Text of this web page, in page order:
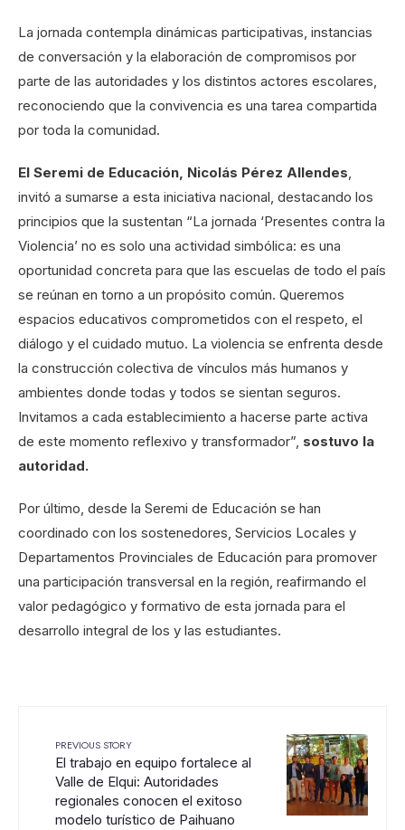
La jornada contempla dinámicas participativas, instancias
de conversación y la elaboración de compromisos por
parte de las autoridades y los distintos actores escolares,
reconociendo que la convivencia es una tarea compartida
por toda la comunidad.
El Seremi de Educación, Nicolás Pérez Allendes,
invitó a sumarse a esta iniciativa nacional, destacando los
principios que la sustentan “La jornada ‘Presentes contra la
Violencia’ no es solo una actividad simbólica: es una
oportunidad concreta para que las escuelas de todo el país
se reúnan en torno a un propósito común. Queremos
espacios educativos comprometidos con el respeto, el
diálogo y el cuidado mutuo. La violencia se enfrenta desde
la construcción colectiva de vínculos más humanos y
ambientes donde todas y todos se sientan seguros.
Invitamos a cada establecimiento a hacerse parte activa
de este momento reflexivo y transformador”, sostuvo la
autoridad.
Por último, desde la Seremi de Educación se han
coordinado con los sostenedores, Servicios Locales y
Departamentos Provinciales de Educación para promover
una participación transversal en la región, reafirmando el
valor pedagógico y formativo de esta jornada para el
desarrollo integral de los y las estudiantes.
PREVIOUS STORY
El trabajo en equipo fortalece al
Valle de Elqui: Autoridades
regionales conocen el exitoso
modelo turístico de Paihuano